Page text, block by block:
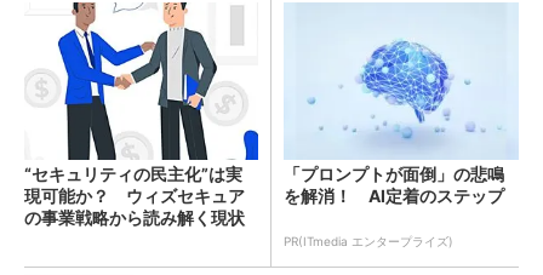
“セキュリティの民主化”は実
現可能か？ ウィズセキュア
の事業戦略から読み解く現状
「プロンプトが面倒」の悲鳴
を解消！ AI定着のステップ
PR(ITmedia エンタープライズ)